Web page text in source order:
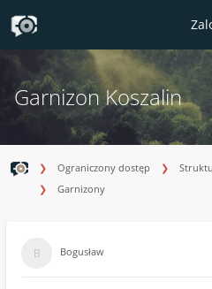
Garnizon Koszalin
Ograniczony dostęp
Garnizony
Bogusław